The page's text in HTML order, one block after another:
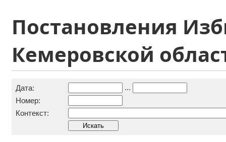
Постановления
Кемеровской
Дата:
...
Номер:
Контекст: